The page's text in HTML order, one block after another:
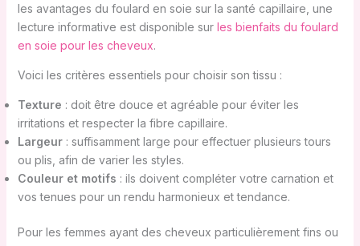
les avantages du foulard en soie sur la santé capillaire, une
lecture informative est disponible sur les bienfaits du foulard
en soie pour les cheveux.
Voici les critères essentiels pour choisir son tissu :
Texture : doit être douce et agréable pour éviter les
irritations et respecter la fibre capillaire.
Largeur: suffisamment large pour effectuer plusieurs tours
ou plis, afin de varier les styles.
Couleur et motifs : ils doivent compléter votre carnation et
vos tenues pour un rendu harmonieux et tendance.
Pour les femmes ayant des cheveux particulièrement fins ou